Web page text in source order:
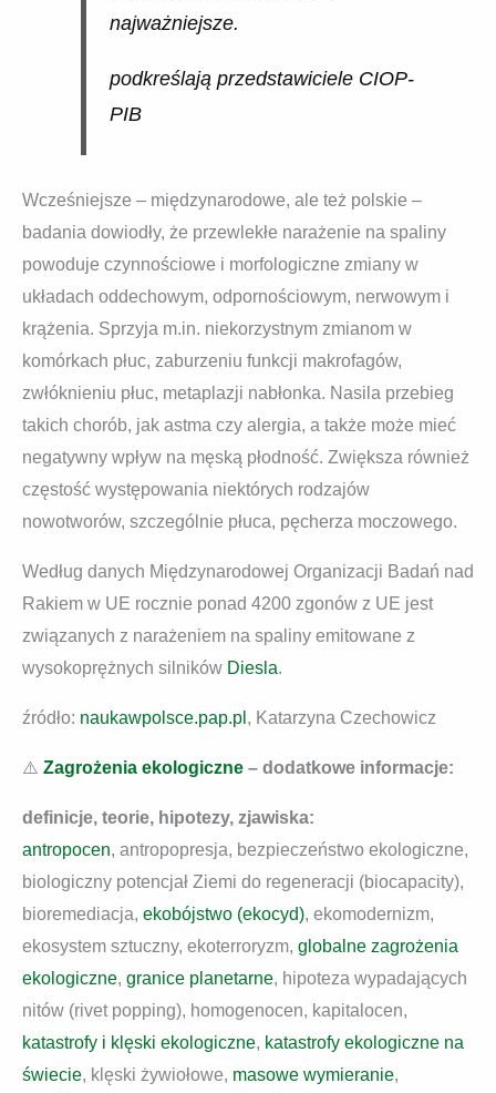
najważniejsze.
podkreślają przedstawiciele CIOP-
PIB
Wcześniejsze – międzynarodowe, ale też polskie –
badania dowiodły, że przewlekłe narażenie na spaliny
powoduje czynnościowe i morfologiczne zmiany w
układach oddechowym, odpornościowym, nerwowym i
krążenia. Sprzyja m.in. niekorzystnym zmianom w
komórkach płuc, zaburzeniu funkcji makrofagów,
zwłóknieniu płuc, metaplazji nabłonka. Nasila przebieg
takich chorób, jak astma czy alergia, a także może mieć
negatywny wpływ na męską płodność. Zwiększa również
częstość występowania niektórych rodzajów
nowotworów, szczególnie płuca, pęcherza moczowego.
Według danych Międzynarodowej Organizacji Badań nad
Rakiem w UE rocznie ponad 4200 zgonów z UE jest
związanych z narażeniem na spaliny emitowane z
wysokoprężnych silników Diesla.
źródło: naukawpolsce.pap.pl , Katarzyna Czechowicz
⚠️ Zagrożenia ekologiczne – dodatkowe informacje:
definicje, teorie, hipotezy, zjawiska:
antropocen, antropopresja, bezpieczeństwo ekologiczne,
biologiczny potencjał Ziemi do regeneracji (biocapacity),
bioremediacja, ekobójstwo (ekocyd), ekomodernizm,
ekosystem sztuczny, ekoterroryzm, globalne zagrożenia
ekologiczne, granice planetarne, hipoteza wypadających
nitów (rivet popping), homogenocen, kapitalocen,
katastrofy i klęski ekologiczne, katastrofy ekologiczne na
świecie, klęski żywiołowe, masowe wymieranie,